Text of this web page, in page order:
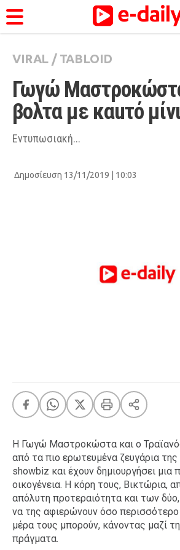
ΚΑΤΗΓΟΡΊΕΣ
Ειδήσεις
Θέματα
Videos
Viral
OMG LOL
Xmas
LIFE
Food
VIRAL / TABLOID
Γωγώ
βολτα με καuτό
Εντυπωσιακή...
Δημοσίευση 13/11/2019 | 10:03
Η Γωγώ Μαστροκώστα και ο
από τα πιο ερωτευμένα ζευγάρια της
showbiz και έχουν δημιουργήσει μια
οικογένεια. Η κόρη τους, Βικτώρια,
απόλυτη προτεραιότητα και των
να της αφιερώνουν όσο
μέρα τους μπορούν, κάνοντας μαζί
πράγματα.